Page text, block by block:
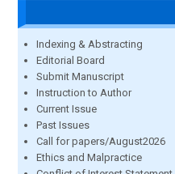
Indexing & Abstracting
Editorial Board
Submit Manuscript
Instruction to Author
Current Issue
Past Issues
Call for papers/August2026
Ethics and Malpractice